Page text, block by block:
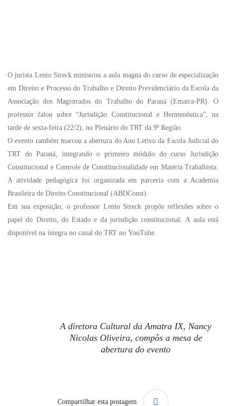
O jurista Lenio Streck ministrou a aula magna do curso de especialização
em Direito e Processo do Trabalho e Direito Previdenciário da Escola da
Associação dos Magistrados do Trabalho do Paraná (Ematra-PR). O
professor falou sobre “Jurisdição Constitucional e Hermenêutica”, na
tarde de sexta-feira (22/2), no Plenário do TRT da 9ª Região.
O evento também marcou a abertura do Ano Letivo da Escola Judicial do
TRT do Paraná, integrando o primeiro módulo do curso Jurisdição
Constitucional e Controle de Constitucionalidade em Matéria Trabalhista.
A atividade pedagógica foi organizada em parceria com a Academia
Brasileira de Direito Constitucional (ABDConst).
Em sua exposição, o professor Lenio Streck propôs reflexões sobre o
papel do Direito, do Estado e da jurisdição constitucional. A aula está
disponível na íntegra no canal do TRT no YouTube.
A diretora Cultural da Amatra IX, Nancy
Nicolas Oliveira, compôs a mesa de
abertura do evento
Compartilhar esta postagem